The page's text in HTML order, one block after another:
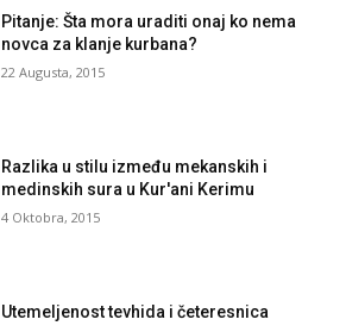
Pitanje: Šta mora uraditi onaj ko nema
novca za klanje kurbana?
22 Augusta, 2015
Razlika u stilu između mekanskih i
medinskih sura u Kur'ani Kerimu
4 Oktobra, 2015
Utemeljenost tevhida i četeresnica